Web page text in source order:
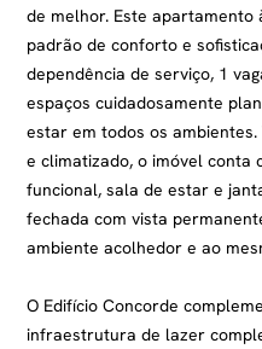
de melhor. Este
padrão de conforto e
dependência de serviço, 1
espaços cuidadosamente
estar em todos os
e climatizado, o imóvel conta
funcional, sala de estar e
fechada com vista
ambiente acolhedor e ao
O Edifício Concorde
infraestrutura de lazer